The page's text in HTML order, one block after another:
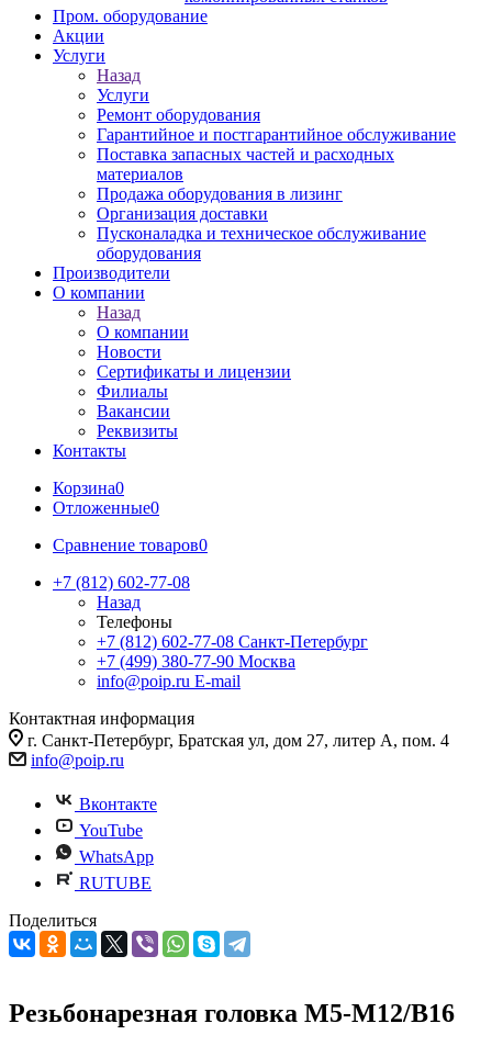
Пром. оборудование
Акции
Услуги
Назад
Услуги
Ремонт оборудования
Гарантийное и постгарантийное обслуживание
Поставка запасных частей и расходных
материалов
Продажа оборудования в лизинг
Организация доставки
Пусконаладка и техническое обслуживание
оборудования
Производители
О компании
Назад
О компании
Новости
Сертификаты и лицензии
Филиалы
Вакансии
Реквизиты
Контакты
Корзина0
Отложенные0
Сравнение товаров0
+7 (812) 602-77-08
Назад
Телефоны
+7 (812) 602-77-08 Санкт-Петербург
+7 (499) 380-77-90 Москва
info@poip.ru E-mail
Контактная информация
г. Санкт-Петербург, Братская ул, дом 27, литер А, пом. 4
info@poip.ru
Вконтакте
YouTube
WhatsApp
RUTUBE
Поделиться
Резьбонарезная головка M5-M12/B16